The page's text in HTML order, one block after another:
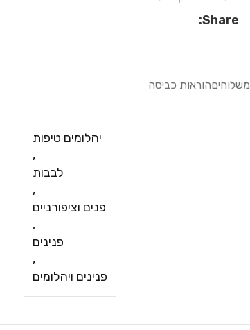
Share:
משלוחיםהוראות כביסה
יהלומים טיפות
,
לבבות
,
פנים וציפורניים
,
פנינים
,
פנינים ויהלומים